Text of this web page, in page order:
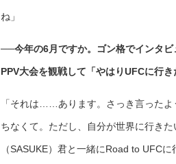
ね」
──今年の6月ですか。ゴン格でインタ
PPV大会を観戦して「やはりUFCに行
「それは……あります。さっき言った
ちなくて。ただし、自分が世界に行き
（SASUKE）君と一緒にRoad to UFC